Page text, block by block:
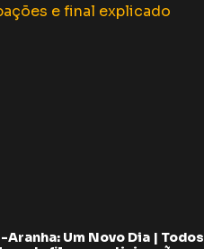
Aranha: Um Novo Dia | Todos